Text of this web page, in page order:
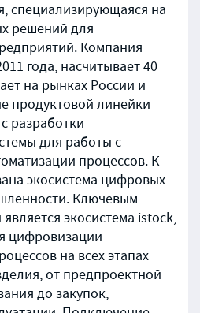
специализирующаяся на
решений для
Компания
года, насчитывает 40
на рынках России и
продуктовой линейки
разработки
для работы с
процессов. К
экосистема цифровых
Ключевым
экосистема istock,
цифровизации
на всех этапах
от предпроектной
до закупок,